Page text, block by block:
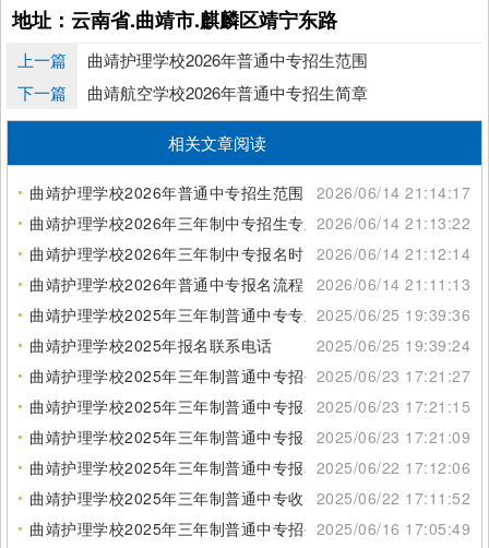
地址：云南省.曲靖市.麒麟区靖宁东路
上一篇
曲靖护理学校2026年普通中专招生范围
下一篇
曲靖航空学校2026年普通中专招生简章
相关文章阅读
曲靖护理学校2026年普通中专招生范围
2026/06/14 21:14:17
曲靖护理学校2026年三年制中专招生专业2026/06/14 21:13:22
曲靖护理学校2026年三年制中专报名时间2026/06/14 21:12:14
曲靖护理学校2026年普通中专报名流程
2026/06/14 21:11:13
曲靖护理学校2025年三年制普通中专专业介绍2025/06/25 19:39:36
曲靖护理学校2025年报名联系电话
2025/06/25 19:39:24
曲靖护理学校2025年三年制普通中专招生范围2025/06/23 17:21:27
曲靖护理学校2025年三年制普通中专报名热线2025/06/23 17:21:15
曲靖护理学校2025年三年制普通中专报名方式2025/06/23 17:21:09
曲靖护理学校2025年三年制普通中专报名流程2025/06/22 17:12:06
曲靖护理学校2025年三年制普通中专收费标准2025/06/22 17:11:52
曲靖护理学校2025年三年制普通中专招生地址2025/06/16 17:05:49